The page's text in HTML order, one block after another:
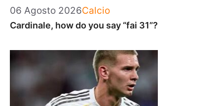
06 Agosto 2026Categorie
Calcio
Cardinale, how do you say “fai 31”?